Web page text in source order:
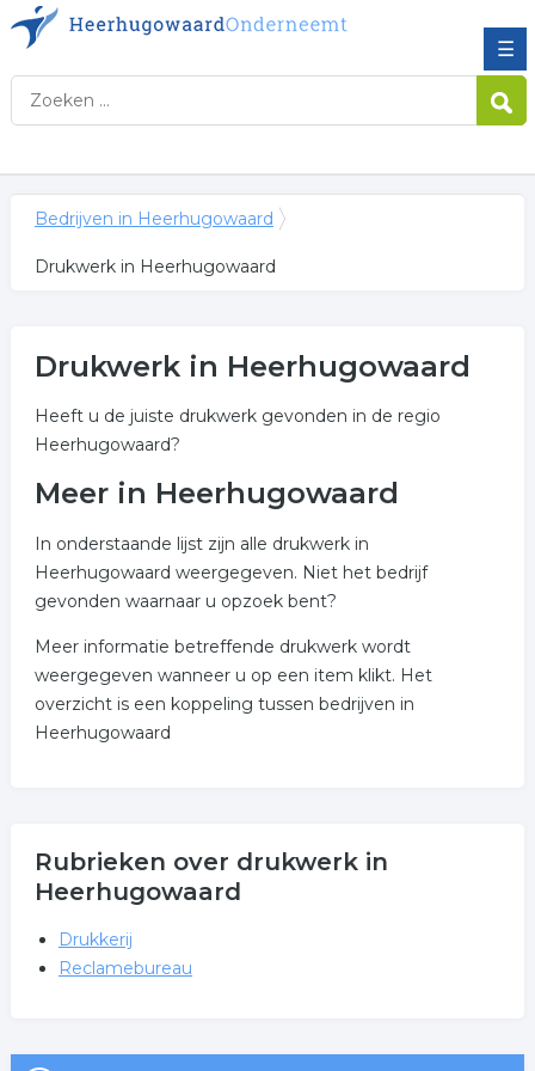
☰
Bedrijven in Heerhugowaard
Drukwerk in Heerhugowaard
Drukwerk in Heerhugowaard
Heeft u de juiste drukwerk gevonden in de regio
Heerhugowaard?
Meer in Heerhugowaard
In onderstaande lijst zijn alle drukwerk in
Heerhugowaard weergegeven. Niet het bedrijf
gevonden waarnaar u opzoek bent?
Meer informatie betreffende drukwerk wordt
weergegeven wanneer u op een item klikt. Het
overzicht is een koppeling tussen bedrijven in
Heerhugowaard
Rubrieken over drukwerk in
Heerhugowaard
Drukkerij
Reclamebureau